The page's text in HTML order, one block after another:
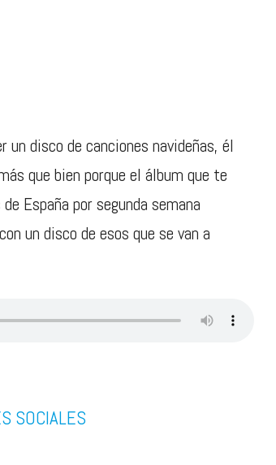
un disco de canciones navideñas, él
que bien porque el álbum que te
España por segunda semana
un disco de esos que se van a
SOCIALES